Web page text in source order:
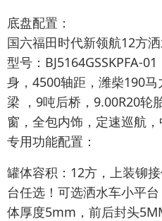
底盘配置：
国六福田时代新领航12方
型号：BJ5164GSSKPFA-
身，4500轴距，潍柴190
梁 ，9吨后桥，9.00R20轮
窗，全包内饰，定速巡航，
专用功能配置：
罐体容积：12方，上装铆
台任选！可选洒水车小平
体厚度5mm，前后封头